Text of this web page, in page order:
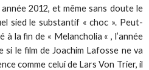
2012, et même sans doute le
sied le substantif « choc ». Peut-
la fin de « Melancholia « , l’année
si le film de Joachim Lafosse ne va
comme celui de Lars Von Trier, il